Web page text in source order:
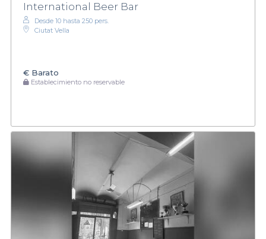
International Beer Bar
Desde 10 hasta 250 pers.
Ciutat Vella
€ Barato
Establecimiento no reservable